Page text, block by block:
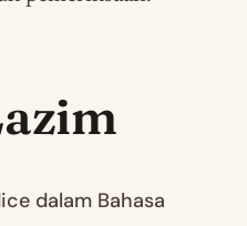
dalam Bahasa